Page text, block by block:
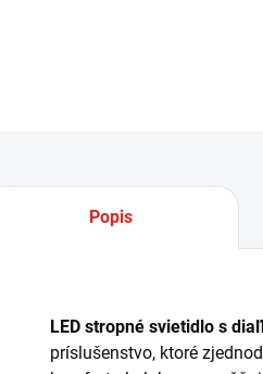
Popis
LED stropné svietidlo s
príslušenstvo, ktoré